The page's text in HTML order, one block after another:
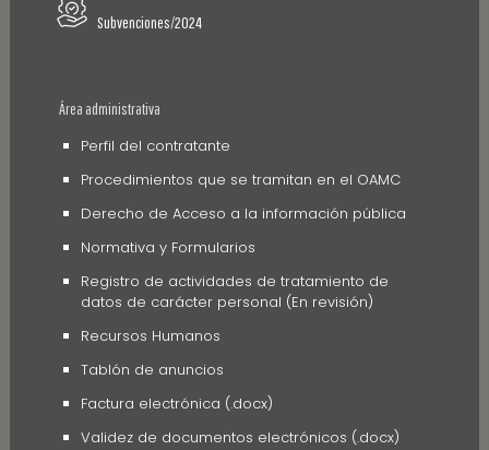
Subvenciones/2024
Área administrativa
Perfil del contratante
Procedimientos que se tramitan en el OAMC
Derecho de Acceso a la información pública
Normativa y Formularios
Registro de actividades de tratamiento de
datos de carácter personal (En revisión)
Recursos Humanos
Tablón de anuncios
Factura electrónica (.docx)
Validez de documentos electrónicos (.docx)